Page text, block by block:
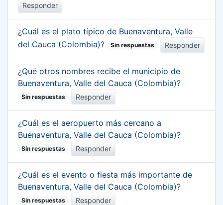
Responder
¿Cuál es el plato típico de Buenaventura, Valle
del Cauca (Colombia)?
Sin respuestas Responder
¿Qué otros nombres recibe el municipio de
Buenaventura, Valle del Cauca (Colombia)?
Sin respuestas Responder
¿Cuál es el aeropuerto más cercano a
Buenaventura, Valle del Cauca (Colombia)?
Sin respuestas Responder
¿Cuál es el evento o fiesta más importante de
Buenaventura, Valle del Cauca (Colombia)?
Sin respuestas Responder